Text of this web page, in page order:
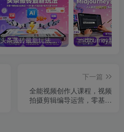
头条搬砖最新玩法，文章+视频用AI全搞定，一天5张+不是问题，每天只需10分钟
下一篇
全能视频创作人课程，视频
拍摄剪辑编导运营，零基础